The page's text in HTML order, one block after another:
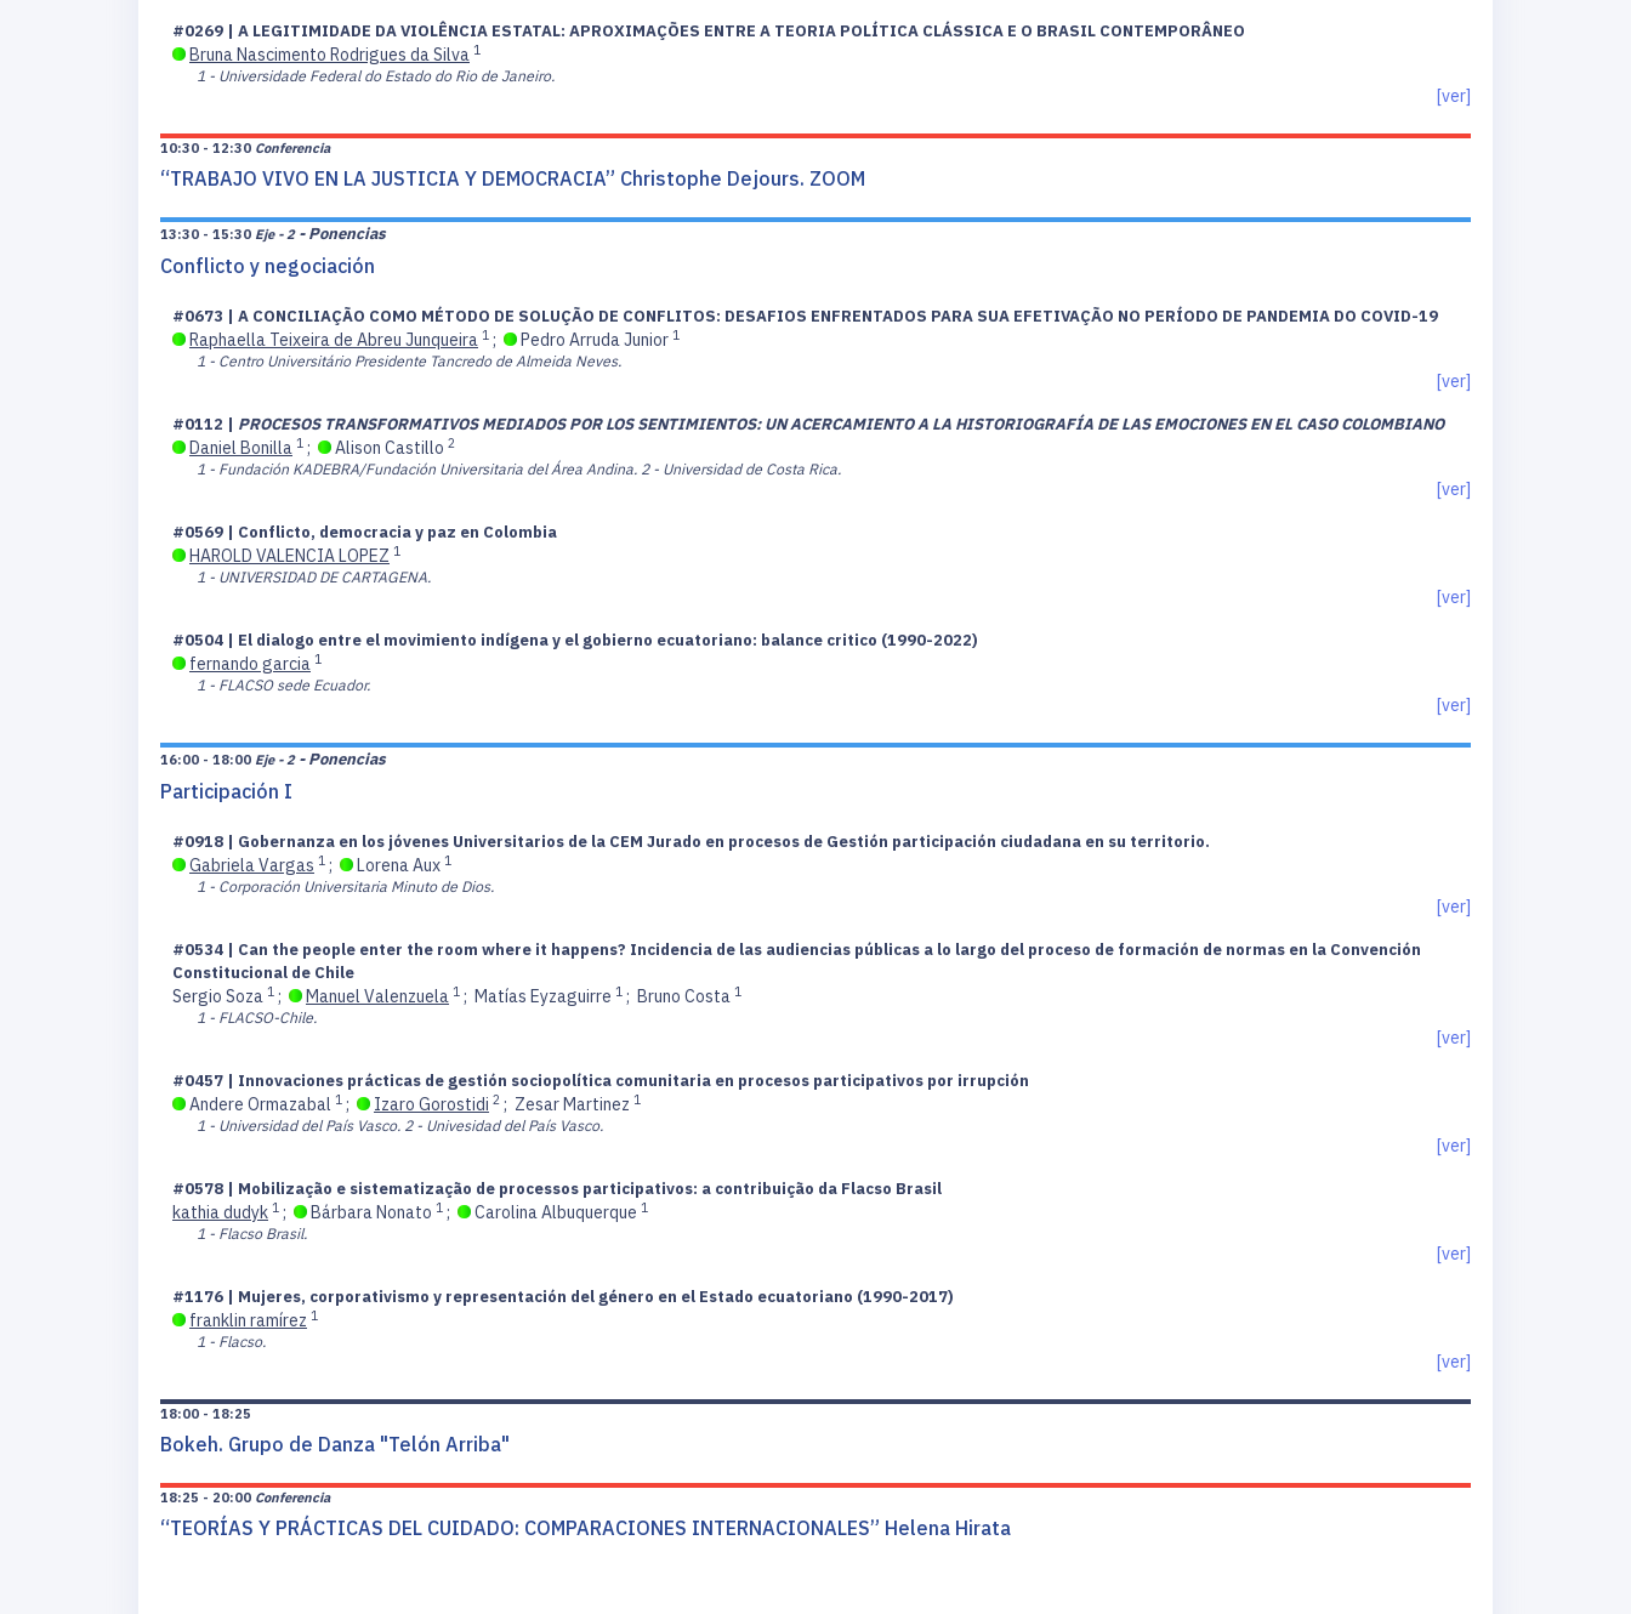
#0269 | A LEGITIMIDADE DA VIOLÊNCIA ESTATAL: APROXIMAÇÕES ENTRE A TEORIA POLÍTICA CLÁSSICA E O BRASIL CONTEMPORÂNEO
Bruna Nascimento Rodrigues da Silva 1
1 - Universidade Federal do Estado do Rio de Janeiro.
[ver]
10:30 - 12:30 Conferencia
“TRABAJO VIVO EN LA JUSTICIA Y DEMOCRACIA” Christophe Dejours. ZOOM
13:30 - 15:30 Eje - 2 - Ponencias
Conflicto y negociación
#0673 | A CONCILIAÇÃO COMO MÉTODO DE SOLUÇÃO DE CONFLITOS: DESAFIOS ENFRENTADOS PARA SUA EFETIVAÇÃO NO PERÍODO DE PANDEMIA DO COVID-19
Raphaella Teixeira de Abreu Junqueira 1 ; Pedro Arruda Junior 1
1 - Centro Universitário Presidente Tancredo de Almeida Neves.
[ver]
#0112 | PROCESOS TRANSFORMATIVOS MEDIADOS POR LOS SENTIMIENTOS: UN ACERCAMIENTO A LA HISTORIOGRAFÍA DE LAS EMOCIONES EN EL CASO COLOMBIANO
Daniel Bonilla 1 ; Alison Castillo 2
1 - Fundación KADEBRA/Fundación Universitaria del Área Andina. 2 - Universidad de Costa Rica.
[ver]
#0569 | Conflicto, democracia y paz en Colombia
HAROLD VALENCIA LOPEZ 1
1 - UNIVERSIDAD DE CARTAGENA.
[ver]
#0504 | El dialogo entre el movimiento indígena y el gobierno ecuatoriano: balance critico (1990-2022)
fernando garcia 1
1 - FLACSO sede Ecuador.
[ver]
16:00 - 18:00 Eje - 2 - Ponencias
Participación I
#0918 | Gobernanza en los jóvenes Universitarios de la CEM Jurado en procesos de Gestión participación ciudadana en su territorio.
Gabriela Vargas 1 ; Lorena Aux 1
1 - Corporación Universitaria Minuto de Dios.
[ver]
#0534 | Can the people enter the room where it happens? Incidencia de las audiencias públicas a lo largo del proceso de formación de normas en la Convención
Constitucional de Chile
Sergio Soza 1 ; Manuel Valenzuela 1 ; Matías Eyzaguirre 1 ; Bruno Costa 1
1 - FLACSO-Chile.
[ver]
#0457 | Innovaciones prácticas de gestión sociopolítica comunitaria en procesos participativos por irrupción
Andere Ormazabal 1 ; Izaro Gorostidi 2 ; Zesar Martinez 1
1 - Universidad del País Vasco. 2 - Univesidad del País Vasco.
[ver]
#0578 | Mobilização e sistematização de processos participativos: a contribuição da Flacso Brasil
kathia dudyk 1 ; Bárbara Nonato 1 ; Carolina Albuquerque 1
1 - Flacso Brasil.
[ver]
#1176 | Mujeres, corporativismo y representación del género en el Estado ecuatoriano (1990-2017)
franklin ramírez 1
1 - Flacso.
[ver]
18:00 - 18:25
Bokeh. Grupo de Danza "Telón Arriba"
18:25 - 20:00 Conferencia
“TEORÍAS Y PRÁCTICAS DEL CUIDADO: COMPARACIONES INTERNACIONALES” Helena Hirata